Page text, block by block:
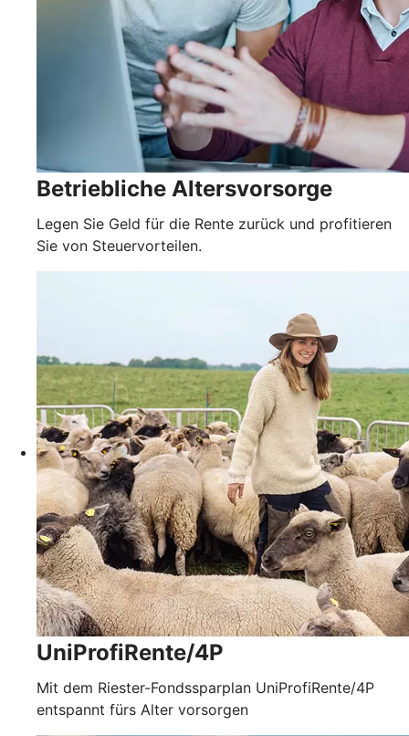
Betriebliche Altersvorsorge
Legen Sie Geld für die Rente zurück und profitieren
Sie von Steuervorteilen.
UniProfiRente/4P
Mit dem Riester-Fondssparplan UniProfiRente/4P
entspannt fürs Alter vorsorgen